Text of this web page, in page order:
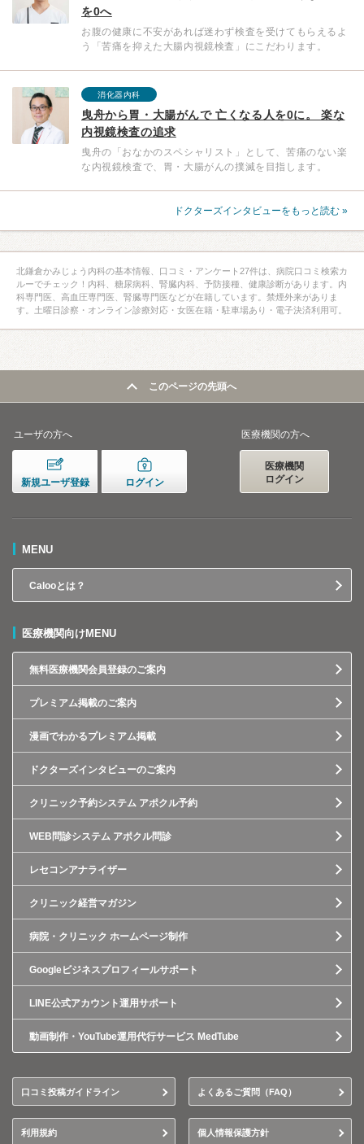
を0へ
お腹の健康に不安があれば迷わず検査を受けてもらえるよ
う「苦痛を抑えた大腸内視鏡検査」にこだわります。
消化器内科
曳舟から胃・大腸がんで 亡くなる人を0に。 楽な
内視鏡検査の追求
曳舟の「おなかのスペシャリスト」として、苦痛のない楽
な内視鏡検査で、胃・大腸がんの撲滅を目指します。
ドクターズインタビューをもっと読む »
北鎌倉かみじょう内科の基本情報、口コミ・アンケート27件は、病院口コミ検索カ
ルーでチェック！内科、糖尿病科、腎臓内科、予防接種、健康診断があります。内
科専門医、高血圧専門医、腎臓専門医などが在籍しています。禁煙外来がありま
す。土曜日診察・オンライン診療対応・女医在籍・駐車場あり・電子決済利用可。
このページの先頭へ
ユーザの方へ
新規ユーザ登録 ログイン
医療機関の方へ
医療機関
ログイン
MENU
Calooとは？
医療機関向けMENU
無料医療機関会員登録のご案内
プレミアム掲載のご案内
漫画でわかるプレミアム掲載
ドクターズインタビューのご案内
クリニック予約システム アポクル予約
WEB問診システム アポクル問診
レセコンアナライザー
クリニック経営マガジン
病院・クリニック ホームページ制作
Googleビジネスプロフィールサポート
LINE公式アカウント運用サポート
動画制作・YouTube運用代行サービス MedTube
口コミ投稿ガイドライン よくあるご質問（FAQ）
利用規約 個人情報保護方針